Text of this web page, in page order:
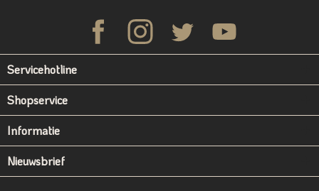
Servicehotline
Shopservice
Informatie
Nieuwsbrief